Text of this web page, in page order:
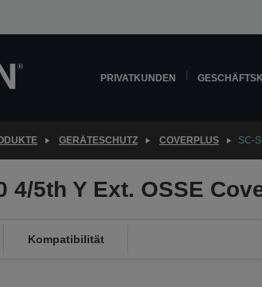
PRIVATKUNDEN
GERÄTESCHUTZ COVERPLUS SC-
4/5th Y Ext. OSSE
Kompatibilität